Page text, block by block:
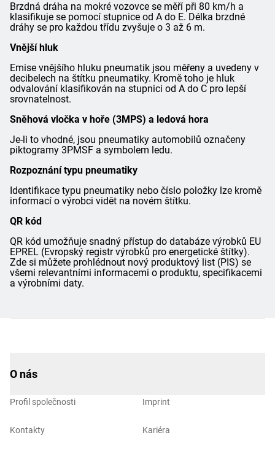
Brzdná dráha na mokré vozovce se měří při 80 km/h a
klasifikuje se pomocí stupnice od A do E. Délka brzdné
dráhy se pro každou třídu zvyšuje o 3 až 6 m.
Vnější hluk
Emise vnějšího hluku pneumatik jsou měřeny a uvedeny v
decibelech na štítku pneumatiky. Kromě toho je hluk
odvalování klasifikován na stupnici od A do C pro lepší
srovnatelnost.
Sněhová vločka v hoře (3MPS) a ledová hora
Je-li to vhodné, jsou pneumatiky automobilů označeny
piktogramy 3PMSF a symbolem ledu.
Rozpoznání typu pneumatiky
Identifikace typu pneumatiky nebo číslo položky lze kromě
informací o výrobci vidět na novém štítku.
QR kód
QR kód umožňuje snadný přístup do databáze výrobků EU
EPREL (Evropský registr výrobků pro energetické štítky).
Zde si můžete prohlédnout nový produktový list (PIS) se
všemi relevantními informacemi o produktu, specifikacemi
a výrobními daty.
O nás
Profil společnosti
Kontakty
Imprint
Kariéra